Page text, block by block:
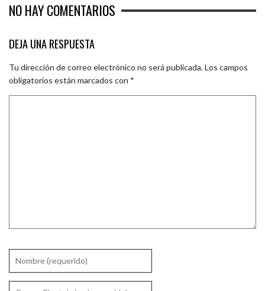
NO HAY COMENTARIOS
DEJA UNA RESPUESTA
Tu dirección de correo electrónico no será publicada.Los campos
obligatorios están marcados con *